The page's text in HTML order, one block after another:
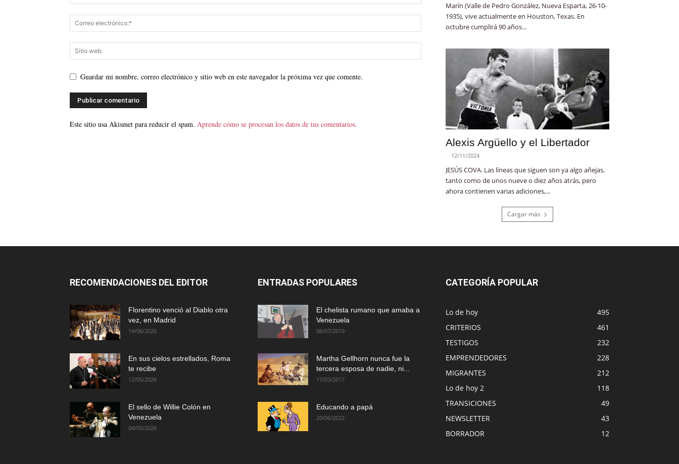
Guardar mi nombre, correo electrónico y sitio web en este navegador la próxima vez que comente.
Este sitio usa Akismet para reducir el spam. Aprende cómo se procesan los datos de tus comentarios.
Marín (Valle de Pedro González, Nueva Esparta, 26-10-
1935), vive actualmente en Houston, Texas. En
octubre cumplirá 90 años...
Alexis Argüello y el Libertador
- 12/11/2024
JESÚS COVA. Las líneas que siguen son ya algo añejas,
tanto como de unos nueve o diez años atrás, pero
ahora contienen varias adiciones,...
Cargar más
RECOMENDACIONES DEL EDITOR
Florentino venció al Diablo otra
vez, en Madrid
14/06/2026
En sus cielos estrellados, Roma
te recibe
12/05/2026
El sello de Willie Colón en
Venezuela
04/05/2026
ENTRADAS POPULARES
El chelista rumano que amaba a
Venezuela
06/07/2019
Martha Gellhorn nunca fue la
tercera esposa de nadie, ni...
17/03/2017
Educando a papá
20/06/2022
CATEGORÍA POPULAR
Lo de hoy
495
CRITERIOS
461
TESTIGOS
232
EMPRENDEDORES
228
MIGRANTES
212
Lo de hoy 2
118
TRANSICIONES
49
NEWSLETTER
43
BORRADOR
12